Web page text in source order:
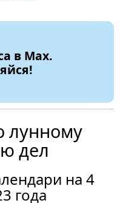
в Max.
лунному
дел
на 4
года